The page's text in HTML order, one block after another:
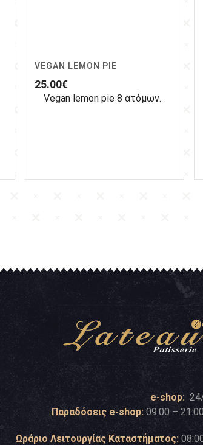
VEGAN LEMON PIE
25.00€
Vegan lemon pie 8 ατόμων.
e-shop:
Παραδόσεις e-shop: 09:00 –
Ωράριο Λειτουργίας Καταστήματος: